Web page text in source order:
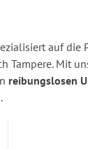
auf die
Tampere. Mit
reibungslosen